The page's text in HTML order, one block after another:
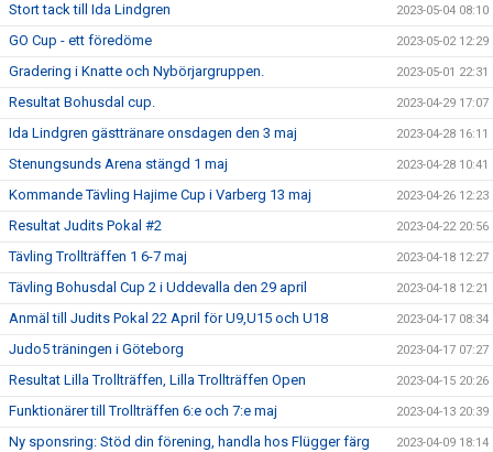
Stort tack till Ida Lindgren 2023-05-04 08:10
GO Cup - ett föredöme 2023-05-02 12:29
Gradering i Knatte och Nybörjargruppen. 2023-05-01 22:31
Resultat Bohusdal cup. 2023-04-29 17:07
Ida Lindgren gästtränare onsdagen den 3 maj 2023-04-28 16:11
Stenungsunds Arena stängd 1 maj 2023-04-28 10:41
Kommande Tävling Hajime Cup i Varberg 13 maj 2023-04-26 12:23
Resultat Judits Pokal #2 2023-04-22 20:56
Tävling Trollträffen 1 6-7 maj 2023-04-18 12:27
Tävling Bohusdal Cup 2 i Uddevalla den 29 april 2023-04-18 12:21
Anmäl till Judits Pokal 22 April för U9,U15 och U18 2023-04-17 08:34
Judo5 träningen i Göteborg 2023-04-17 07:27
Resultat Lilla Trollträffen, Lilla Trollträffen Open 2023-04-15 20:26
Funktionärer till Trollträffen 6:e och 7:e maj 2023-04-13 20:39
Ny sponsring: Stöd din förening, handla hos Flügger färg 2023-04-09 18:14